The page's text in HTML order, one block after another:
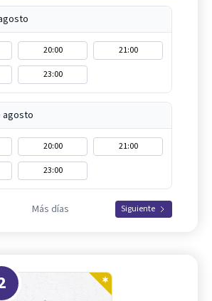
20:00
21:00
23:00
agosto
20:00
21:00
23:00
Más días Siguiente